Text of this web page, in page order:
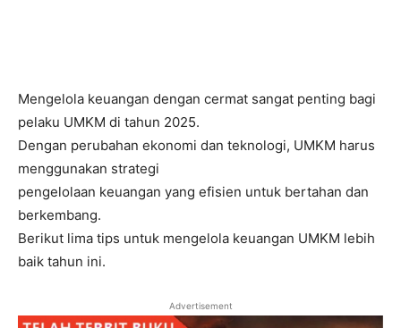
Mengelola keuangan dengan cermat sangat penting bagi
pelaku UMKM di tahun 2025.
Dengan perubahan ekonomi dan teknologi, UMKM harus
menggunakan strategi
pengelolaan keuangan yang efisien untuk bertahan dan
berkembang.
Berikut lima tips untuk mengelola keuangan UMKM lebih
baik tahun ini.
Advertisement